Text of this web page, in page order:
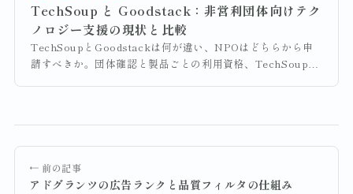
TechSoup と Goodstack：非営利団体向けテク
ノロジー支援の現状と比較
TechSoupとGoodstackは何が違い、NPOはどちらから申
請すべきか。団体確認と製品ごとの利用資格、TechSoup
← 前の記事
アドグランツの広告ランクと品質フィルタの仕組み